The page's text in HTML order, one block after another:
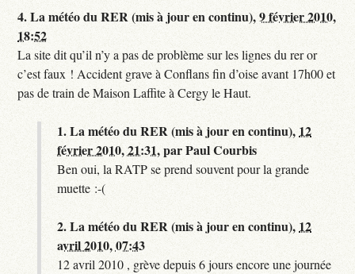
4.La météo du RER (mis à jour en continu),9 février 2010,
18:52
La site dit qu’il n’y a pas de problème sur les lignes du rer or
c’est faux ! Accident grave à Conflans fin d’oise avant 17h00 et
pas de train de Maison Laffite à Cergy le Haut.
1.La météo du RER (mis à jour en continu), 12
février 2010, 21:31,parPaul Courbis
Ben oui, la RATP se prend souvent pour la grande
muette :-(
2.La météo du RER (mis à jour en continu), 12
avril 2010, 07:43
12 avril 2010 , grève depuis 6 jours encore une journée